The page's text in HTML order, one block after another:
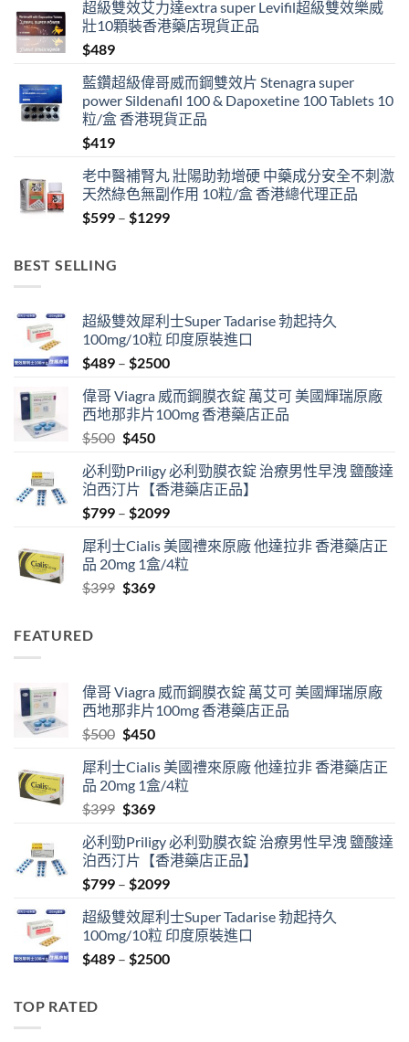
超級雙效艾力達extra super Levifil超級雙效樂威
壯10顆裝香港藥店現貨正品
$489
藍鑽超級偉哥威而鋼雙效片 Stenagra super
power Sildenafil 100 & Dapoxetine 100 Tablets 10
粒/盒 香港現貨正品
$419
老中醫補腎丸 壯陽助勃增硬 中藥成分安全不刺激
天然綠色無副作用 10粒/盒 香港總代理正品
$599 – $1299Price
BEST SELLING
超級雙效犀利士Super Tadarise 勃起持久
100mg/10粒 印度原裝進口
$489 – $2500Price
$489
through
偉哥 Viagra 威而鋼膜衣錠 萬艾可 美國輝瑞原廠
西地那非片100mg 香港藥店正品
$500 Original
was:
$500.
$450Current
is:
$450.
必利勁Priligy 必利勁膜衣錠 治療男性早洩 鹽酸達
泊西汀片【香港藥店正品】
$799 – $2099Price
$799
through
犀利士Cialis 美國禮來原廠 他達拉非 香港藥店正
品 20mg 1盒/4粒
$399 Original
$369Current
FEATURED
偉哥 Viagra 威而鋼膜衣錠 萬艾可 美國輝瑞原廠
西地那非片100mg 香港藥店正品
$500 Original
was:
$500.
$450Current
is:
$450.
犀利士Cialis 美國禮來原廠 他達拉非 香港藥店正
品 20mg 1盒/4粒
$399 Original
was:
$399.
$369Current
is:
$369.
必利勁Priligy 必利勁膜衣錠 治療男性早洩 鹽酸達
泊西汀片【香港藥店正品】
$799 – $2099Price
$799
through
$2099
超級雙效犀利士Super Tadarise 勃起持久
100mg/10粒 印度原裝進口
$489 – $2500Price
TOP RATED